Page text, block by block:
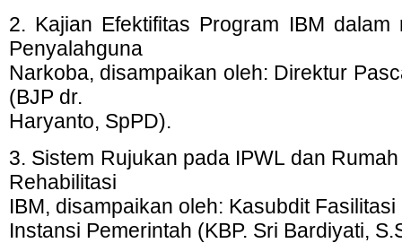
2. Kajian Efektifitas Program IBM dalam
Penyalahguna
Narkoba, disampaikan oleh: Direktur
(BJP dr.
Haryanto, SpPD).
3. Sistem Rujukan pada IPWL dan
Rehabilitasi
IBM, disampaikan oleh: Kasubdit
Instansi Pemerintah (KBP. Sri Bardiyati,